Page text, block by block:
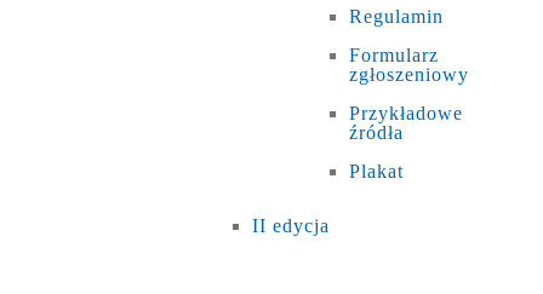
Regulamin
Formularz
zgłoszeniowy
Przykładowe
źródła
Plakat
II edycja